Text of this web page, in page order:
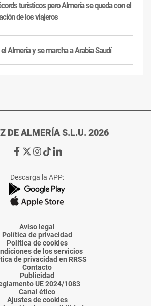
turísticos pero Almería se queda con el
de los viajeros
Almería y se marcha a Arabia Saudí
DE ALMERÍA S.L.U. 2026
Ir
de
La
Voz
Almería
Ir
de
La
Voz
Almería
Ir
de
La
Voz
Almería
Ir
de
La
Voz
Almería
Ir
de
La
Voz
Descarga la APP:
Aviso legal
Política de privacidad
Política de cookies
de los servicios
de privacidad en RRSS
Contacto
Publicidad
UE 2024/1083
Canal ético
Ajustes de cookies